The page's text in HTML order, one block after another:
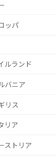
ッパ
ルランド
バニア
リス
リア
ストリア